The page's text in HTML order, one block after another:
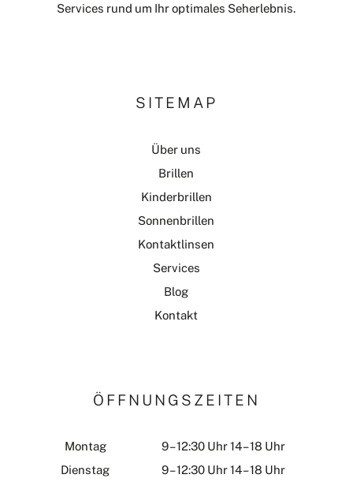
Services rund um Ihr optimales Seherlebnis.
SITEMAP
Über uns
Brillen
Kinderbrillen
Sonnenbrillen
Kontaktlinsen
Services
Blog
Kontakt
ÖFFNUNGSZEITEN
Montag
9 – 12:30 Uhr 14 – 18 Uhr
Dienstag
9 – 12:30 Uhr 14 – 18 Uhr